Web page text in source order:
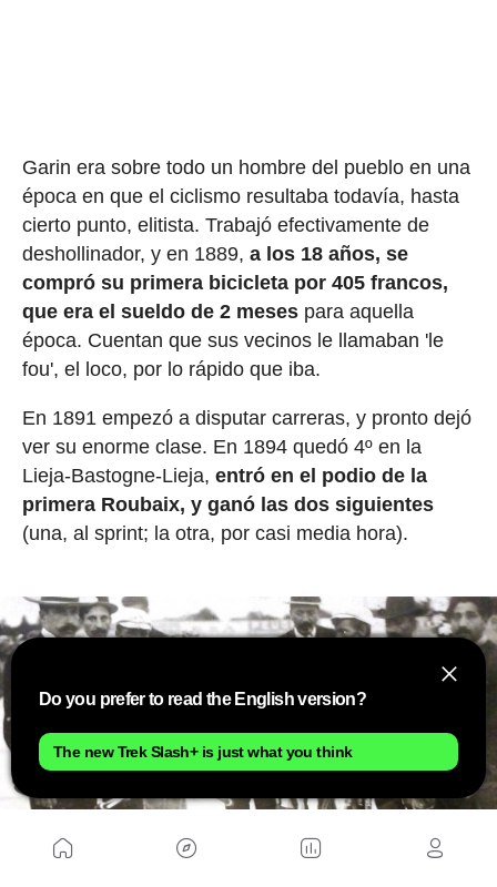
Garin era sobre todo un hombre del pueblo en una
época en que el ciclismo resultaba todavía, hasta
cierto punto, elitista. Trabajó efectivamente de
deshollinador, y en 1889, a los 18 años, se
compró su primera bicicleta por 405 francos,
que era el sueldo de 2 mesespara aquella
época. Cuentan que sus vecinos le llamaban 'le
fou', el loco, por lo rápido que iba.
En 1891 empezó a disputar carreras, y pronto dejó
ver su enorme clase. En 1894 quedó 4º en la
Lieja-Bastogne-Lieja, entró en el podio de la
primera Roubaix, y ganó las dos siguientes
(una, al sprint; la otra, por casi media hora).
Do you prefer to read the English version?
The new Trek Slash+ is just what you think